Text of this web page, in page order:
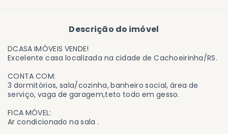
Descrição do imóvel
DCASA IMÓVEIS VENDE!
Excelente casa localizada na cidade de Cachoeirinha/RS.
CONTA COM:
3 dormitórios, sala/cozinha, banheiro social, área de
serviço, vaga de garagem,teto todo em gesso.
FICA MÓVEL:
Ar condicionado na sala .